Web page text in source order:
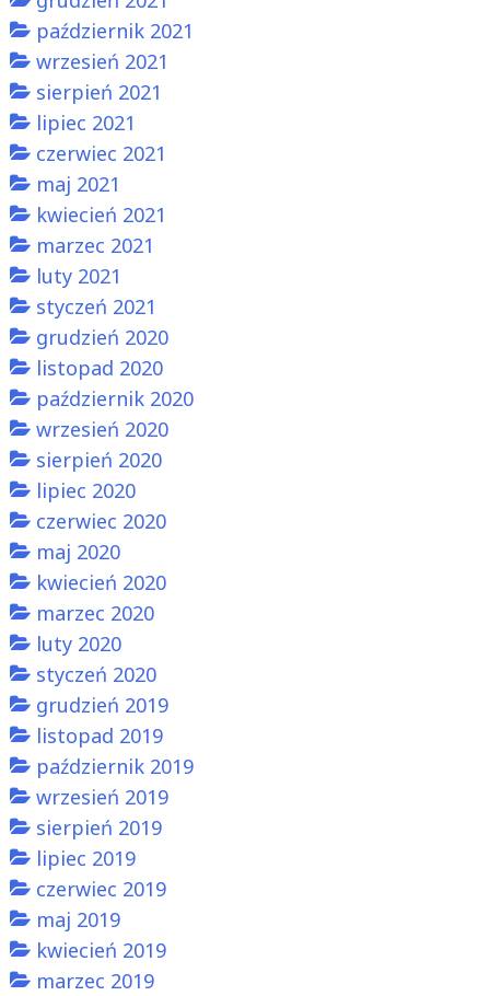
październik 2021
wrzesień 2021
sierpień 2021
lipiec 2021
czerwiec 2021
maj 2021
kwiecień 2021
marzec 2021
luty 2021
styczeń 2021
grudzień 2020
listopad 2020
październik 2020
wrzesień 2020
sierpień 2020
lipiec 2020
czerwiec 2020
maj 2020
kwiecień 2020
marzec 2020
luty 2020
styczeń 2020
grudzień 2019
listopad 2019
październik 2019
wrzesień 2019
sierpień 2019
lipiec 2019
czerwiec 2019
maj 2019
kwiecień 2019
marzec 2019